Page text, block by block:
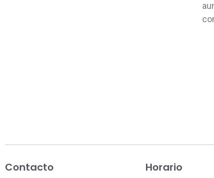
Contacto Horario